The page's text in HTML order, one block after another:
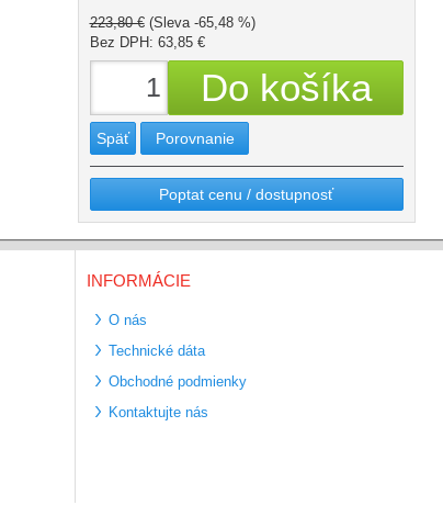
223,80 € (Sleva -65,48 %)
Bez DPH: 63,85 €
Späť Porovnanie
Poptat cenu / dostupnosť
INFORMÁCIE
O nás
Technické dáta
Obchodné podmienky
Kontaktujte nás